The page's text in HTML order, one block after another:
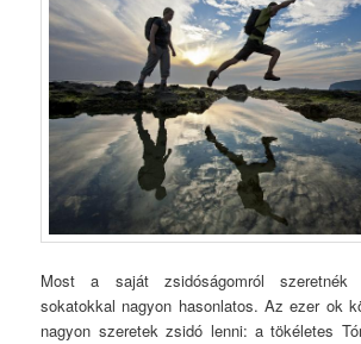
Most a saját zsidóságomról
sokatokkal nagyon hasonlatos. Az ezer ok
nagyon szeretek zsidó lenni: a tökéletes